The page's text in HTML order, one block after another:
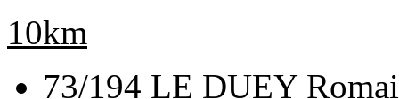
10km
73/194 LE DUEY